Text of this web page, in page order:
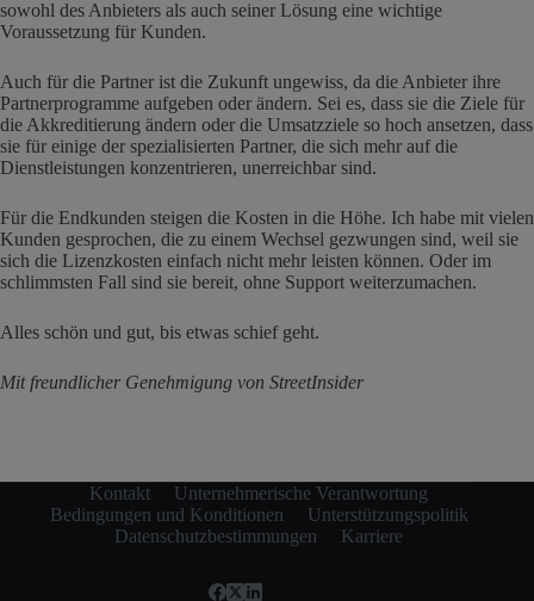
sowohl des Anbieters als auch seiner Lösung eine wichtige
Voraussetzung für Kunden.
Auch für die Partner ist die Zukunft ungewiss, da die Anbieter ihre
Partnerprogramme aufgeben oder ändern. Sei es, dass sie die Ziele für
die Akkreditierung ändern oder die Umsatzziele so hoch ansetzen, dass
sie für einige der spezialisierten Partner, die sich mehr auf die
Dienstleistungen konzentrieren, unerreichbar sind.
Für die Endkunden steigen die Kosten in die Höhe. Ich habe mit vielen
Kunden gesprochen, die zu einem Wechsel gezwungen sind, weil sie
sich die Lizenzkosten einfach nicht mehr leisten können. Oder im
schlimmsten Fall sind sie bereit, ohne Support weiterzumachen.
Alles schön und gut, bis etwas schief geht.
Mit freundlicher Genehmigung von StreetInsider
Kontakt
Unternehmerische Verantwortung
Bedingungen und Konditionen
Unterstützungspolitik
Datenschutzbestimmungen
Karriere